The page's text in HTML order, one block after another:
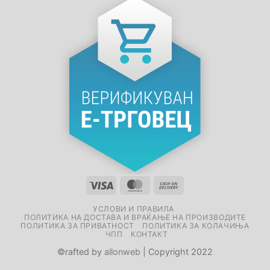
УСЛОВИ И ПРАВИЛА
ПОЛИТИКА НА ДОСТАВА И ВРАЌАЊЕ НА ПРОИЗВОДИТЕ
ПОЛИТИКА ЗА ПРИВАТНОСТ
ПОЛИТИКА ЗА КОЛАЧИЊА
ЧПП
КОНТАКТ
©rafted by allonweb | Copyright 2022